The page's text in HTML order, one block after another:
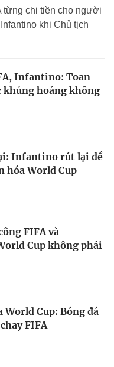
từng chi tiền cho người
khi Chủ tịch
Infantino: Toan
khủng hoảng không
Infantino rút lại đề
hóa World Cup
FIFA và
Cup không phải
World Cup: Bóng đá
FIFA